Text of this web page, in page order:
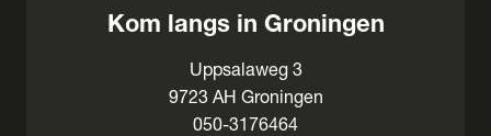
Kom langs in Groningen
Uppsalaweg 3
9723 AH Groningen
050-3176464